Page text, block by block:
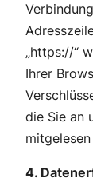
„https://“
Ihrer
die Sie an
4.